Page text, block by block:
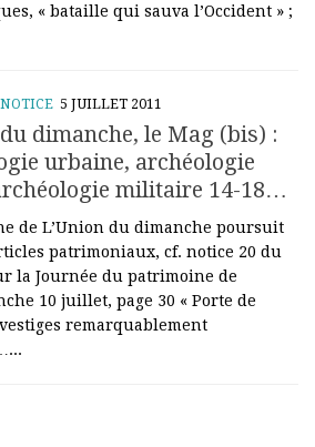
« bataille qui sauva l’Occident » ;
NOTICE 5 JUILLET 2011
du dimanche, le Mag (bis) :
urbaine, archéologie
militaire 14-18…
de L’Union du dimanche poursuit
patrimoniaux, cf. notice 20 du
la Journée du patrimoine de
10 juillet, page 30 « Porte de
remarquablement